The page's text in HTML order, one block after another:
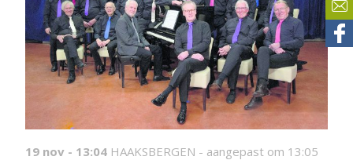
19 nov - 13:04 HAAKSBERGEN - aangepast om 13:05